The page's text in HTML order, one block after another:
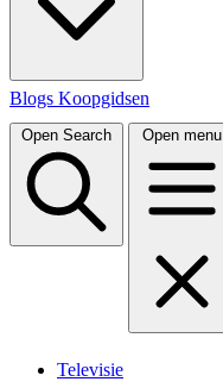
Blogs Koopgidsen
Open Search Open menu
Televisie